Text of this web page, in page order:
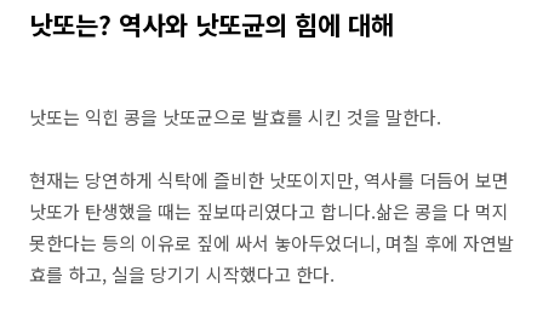
낫또는? 역사와 낫또균의 힘에 대해
낫또는 익힌 콩을 낫또균으로 발효를 시킨 것을 말한다.
현재는 당연하게 식탁에 즐비한 낫또이지만, 역사를 더듬어 보면
낫또가 탄생했을 때는 짚보따리였다고 합니다.삶은 콩을 다 먹지
못한다는 등의 이유로 짚에 싸서 놓아두었더니, 며칠 후에 자연발
효를 하고, 실을 당기기 시작했다고 한다.